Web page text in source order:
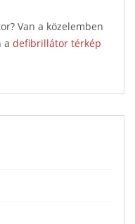
Van a közelemben
a defibrillátor térkép